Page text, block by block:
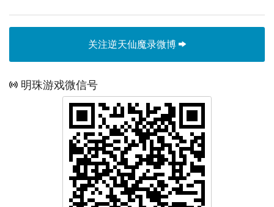
关注逆天仙魔录微博
明珠游戏微信号